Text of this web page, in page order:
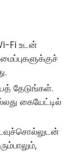
Fi உடன்
தேடுங்கள்.
கையேட்டில்